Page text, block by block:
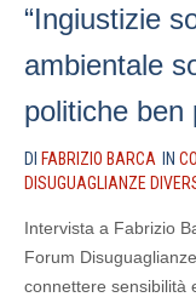
“Ingiustizie
ambientale
politiche ben
DI FABRIZIO BARCA IN
DISUGUAGLIANZE
Intervista a Fabrizio
Forum
connettere sensibilità